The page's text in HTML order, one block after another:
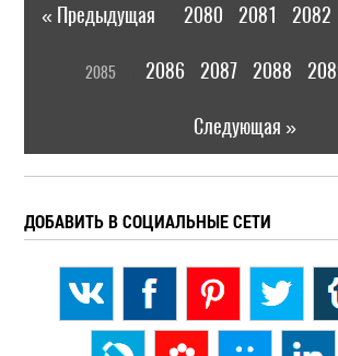
« Предыдущая 2080 2081 2082
2085 2086 2087 2088
Следующая »
ДОБАВИТЬ В СОЦИАЛЬНЫЕ СЕТИ